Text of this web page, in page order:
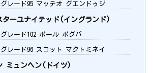
レード95 マッテオ グエンドゥジ
ターユナイテッド(イングランド)
レード102 ポール ポグバ
レード96 スコット マクトミネイ
ミュンヘン(ドイツ)